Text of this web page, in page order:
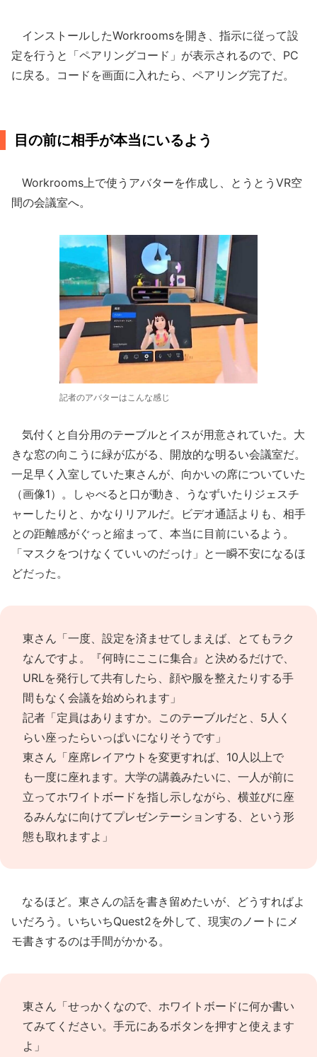
インストールしたWorkroomsを開き、指示に従って設
定を行うと「ペアリングコード」が表示されるので、PC
に戻る。コードを画面に入れたら、ペアリング完了だ。
目の前に相手が本当にいるよう
Workrooms上で使うアバターを作成し、とうとうVR空
間の会議室へ。
記者のアバターはこんな感じ
気付くと自分用のテーブルとイスが用意されていた。大
きな窓の向こうに緑が広がる、開放的な明るい会議室だ。
一足早く入室していた東さんが、向かいの席についていた
（画像1）。しゃべると口が動き、うなずいたりジェスチ
ャーしたりと、かなりリアルだ。ビデオ通話よりも、相手
との距離感がぐっと縮まって、本当に目前にいるよう。
「マスクをつけなくていいのだっけ」と一瞬不安になるほ
どだった。
東さん「一度、設定を済ませてしまえば、とてもラク
なんですよ。『何時にここに集合』と決めるだけで、
URLを発行して共有したら、顔や服を整えたりする手
間もなく会議を始められます」
記者「定員はありますか。このテーブルだと、5人く
らい座ったらいっぱいになりそうです」
東さん「座席レイアウトを変更すれば、10人以上で
も一度に座れます。大学の講義みたいに、一人が前に
立ってホワイトボードを指し示しながら、横並びに座
るみんなに向けてプレゼンテーションする、という形
態も取れますよ」
なるほど。東さんの話を書き留めたいが、どうすればよ
いだろう。いちいちQuest2を外して、現実のノートにメ
モ書きするのは手間がかかる。
東さん「せっかくなので、ホワイトボードに何か書い
てみてください。手元にあるボタンを押すと使えます
よ」